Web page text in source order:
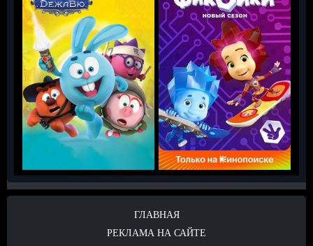
ГЛАВНАЯ
РЕКЛАМА НА САЙТЕ